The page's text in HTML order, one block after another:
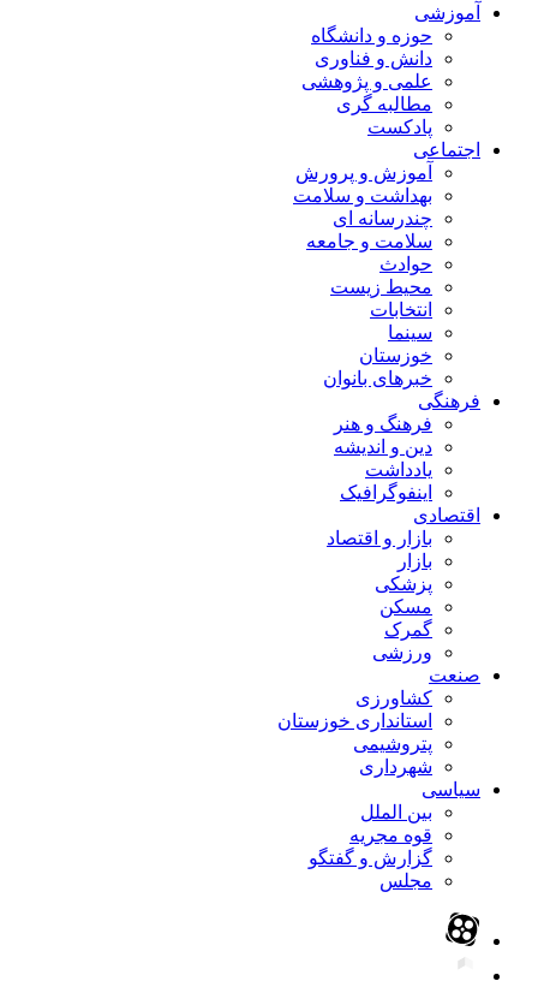
آموزشی
حوزه و دانشگاه
دانش و فناوری
علمی و پژوهشی
مطالبه گری
پادکست
اجتماعی
آموزش و پرورش
بهداشت و سلامت
چندرسانه ای
سلامت و جامعه
حوادث
محیط زیست
انتخابات
سینما
خوزستان
خبرهای بانوان
فرهنگی
فرهنگ و هنر
دین و اندیشه
یادداشت
اینفوگرافیک
اقتصادی
بازار و اقتصاد
بازار
پزشکی
مسکن
گمرک
ورزشی
صنعت
کشاورزی
استانداری خوزستان
پتروشیمی
شهرداری
سیاسی
بین الملل
قوه مجریه
گزارش و گفتگو
مجلس